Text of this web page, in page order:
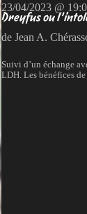
23/04/2023 @
Dreyfus ou
de Jean A.
Suivi d’un échange
LDH. Les bénéfices